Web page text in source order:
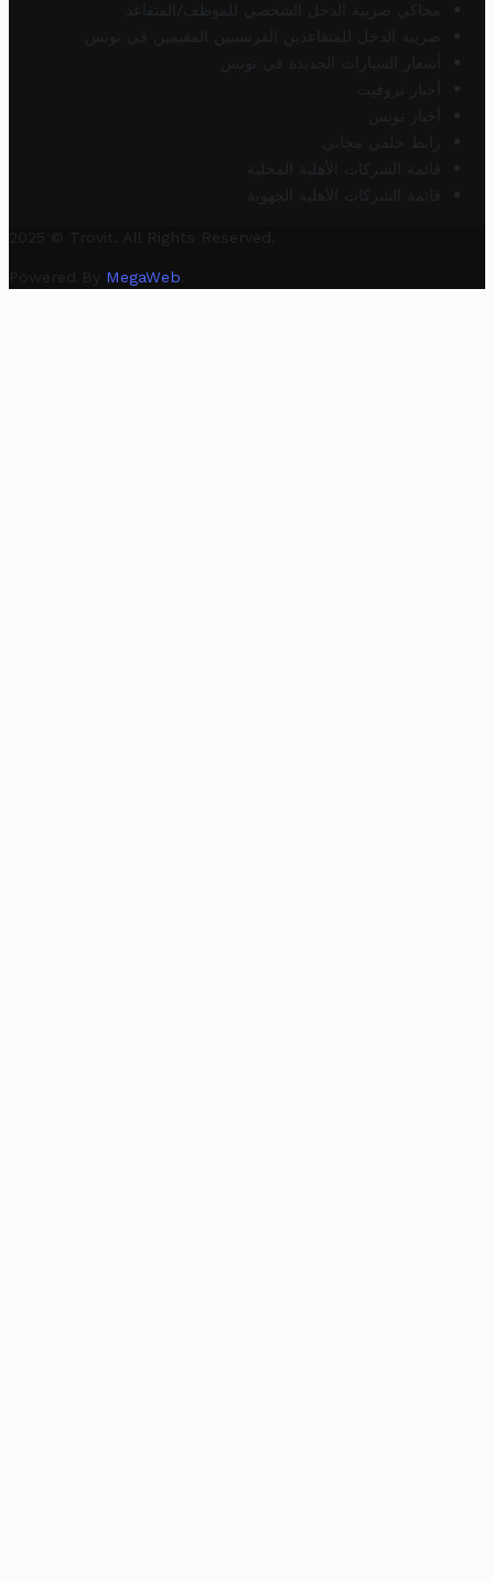
محاكي ضريبة الدخل الشخصي للموظف/المتقاعد
ضريبة الدخل للمتقاعدين الفرنسيين المقيمين في تونس
أسعار السيارات الجديدة في تونس
أخبار تروفيت
أخبار تونس
رابط خلفي مجاني
قائمة الشركات الأهلية المحلية
قائمة الشركات الأهلية الجهوية
2025 © Trovit. All Rights Reserved.
Powered By MegaWeb